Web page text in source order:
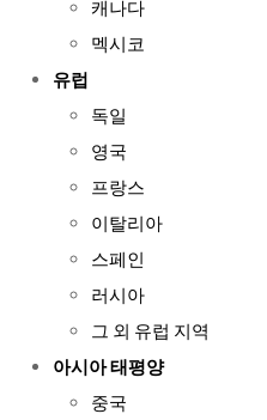
캐나다
멕시코
유럽
독일
영국
프랑스
이탈리아
스페인
러시아
그 외 유럽 지역
아시아 태평양
중국